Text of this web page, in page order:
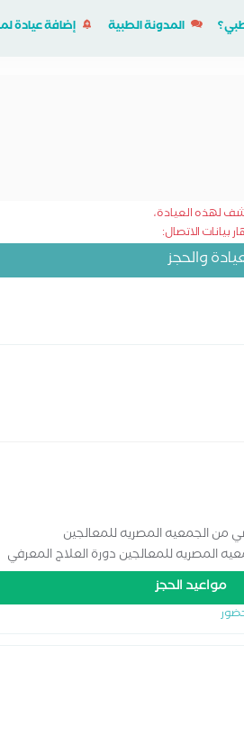
المدونة الطبية إضافة عيادة
لهذه العيادة،
الاتصال:
والحجز
من الجمعيه المصريه للمعالجين
المصريه للمعالجين دورة العلاج المعرفي
السلوكي للمواد المخدرات من الجمعيه
القهري من مركز البحوث والدراسات النفسيه
رابطة الاخصائين النفسين المصريه (رائم)
مواعيد الحجز